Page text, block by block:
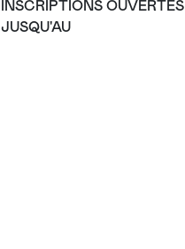
INSCRIPTIONS OUVERTES
JUSQU'AU